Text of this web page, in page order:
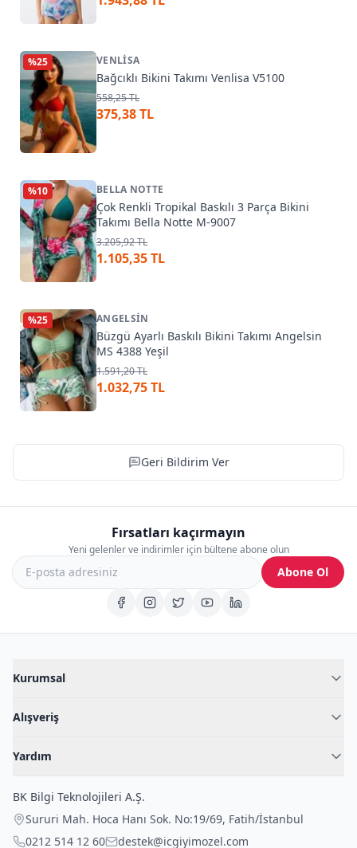
%25 VENLISA
Bağcıklı Bikini Takımı Venlisa V5100
558,25 TL
375,38 TL
%10 BELLA NOTTE
Çok Renkli Tropikal Baskılı 3 Parça Bikini
Takımı Bella Notte M-9007
3.205,92 TL
1.105,35 TL
%25 ANGELSIN
Büzgü Ayarlı Baskılı Bikini Takımı Angelsin
MS 4388 Yeşil
1.591,20 TL
1.032,75 TL
Geri Bildirim Ver
Fırsatları kaçırmayın
Yeni gelenler ve indirimler için bültene abone olun
Abone Ol
Kurumsal
Blog
İç Giyim Rehberi
Alışveriş
Fantazi İç Giyim
Çocuk İç Giyim
Outlet Fırsatları
Yardım
İade Politikası
BK Bilgi Teknolojileri A.Ş.
Sururi Mah. Hoca Hanı Sok. No:19/69, Fatih/İstanbul
0212 514 12 60
destek@icgiyimozel.com